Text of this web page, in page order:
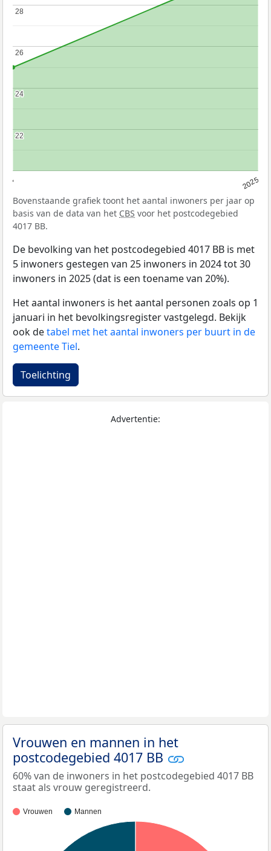
2025
22
22
24
24
26
26
28
28
Bovenstaande grafiek toont het aantal inwoners per jaar op
basis van de data van het CBS voor het postcodegebied
4017 BB.
De bevolking van het postcodegebied 4017 BB is met
5 inwoners gestegen van 25 inwoners in 2024 tot 30
inwoners in 2025 (dat is een toename van 20%).
Het aantal inwoners is het aantal personen zoals op 1
januari in het bevolkingsregister vastgelegd. Bekijk
ook detabel met het aantal inwoners per buurt in de
gemeente Tiel.
Toelichting
Advertentie:
Vrouwen en mannen in het
postcodegebied 4017 BB
60% van de inwoners in het postcodegebied 4017 BB
staat als vrouw geregistreerd.
Vrouwen Mannen